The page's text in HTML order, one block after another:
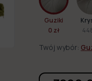
Guziki
0 zł
Twój wybór: